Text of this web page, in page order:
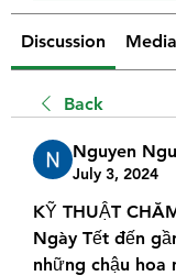
Discussion Media
Back
Nguyen
July 3, 2024
KỸ THUẬT
Ngày Tết đến
những chậu hoa